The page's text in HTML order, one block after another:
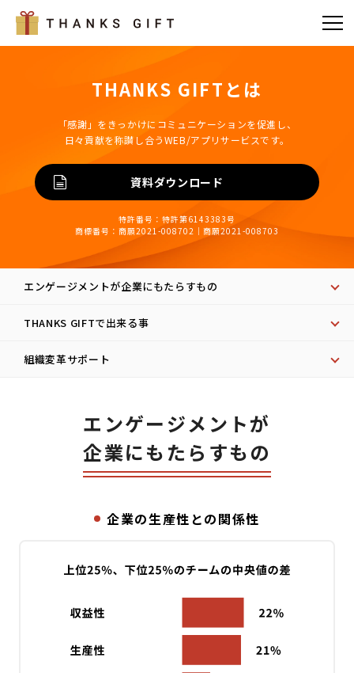
THANKS GIFTとは
「感謝」をきっかけにコミュニケーションを促進し、
日々貢献を称讃し合うWEB/アプリサービスです。
資料ダウンロード
特許番号：特許第6143383号
商標番号：商願2021-008702｜商願2021-008703
エンゲージメントが企業にもたらすもの
THANKS GIFTで出来る事
組織変革サポート
エンゲージメントが
企業にもたらすもの
企業の生産性との関係性